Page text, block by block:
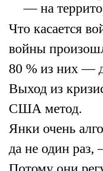
— на
Что касается
вой­ны
80 % из них —
Выход из
США метод.
Янки очень
да не один